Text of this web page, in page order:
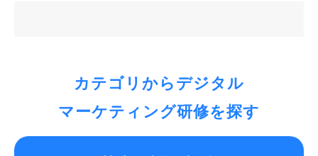
カテゴリからデジタル
マーケティング研修を探す